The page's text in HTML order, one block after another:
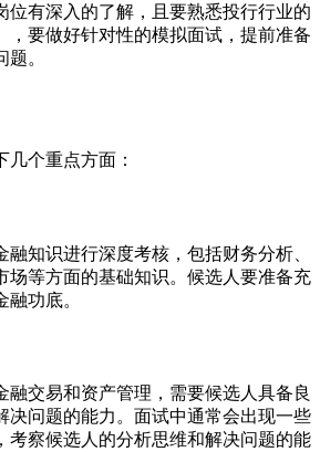
位有深入的了解，且要熟悉投行行业的
，要做好针对性的模拟面试，提前准备
。
个重点方面：
知识进行深度考核，包括财务分析、
场等方面的基础知识。候选人要准备充
功底。
融交易和资产管理，需要候选人具备良
决问题的能力。面试中通常会出现一些
考察候选人的分析思维和解决问题的能